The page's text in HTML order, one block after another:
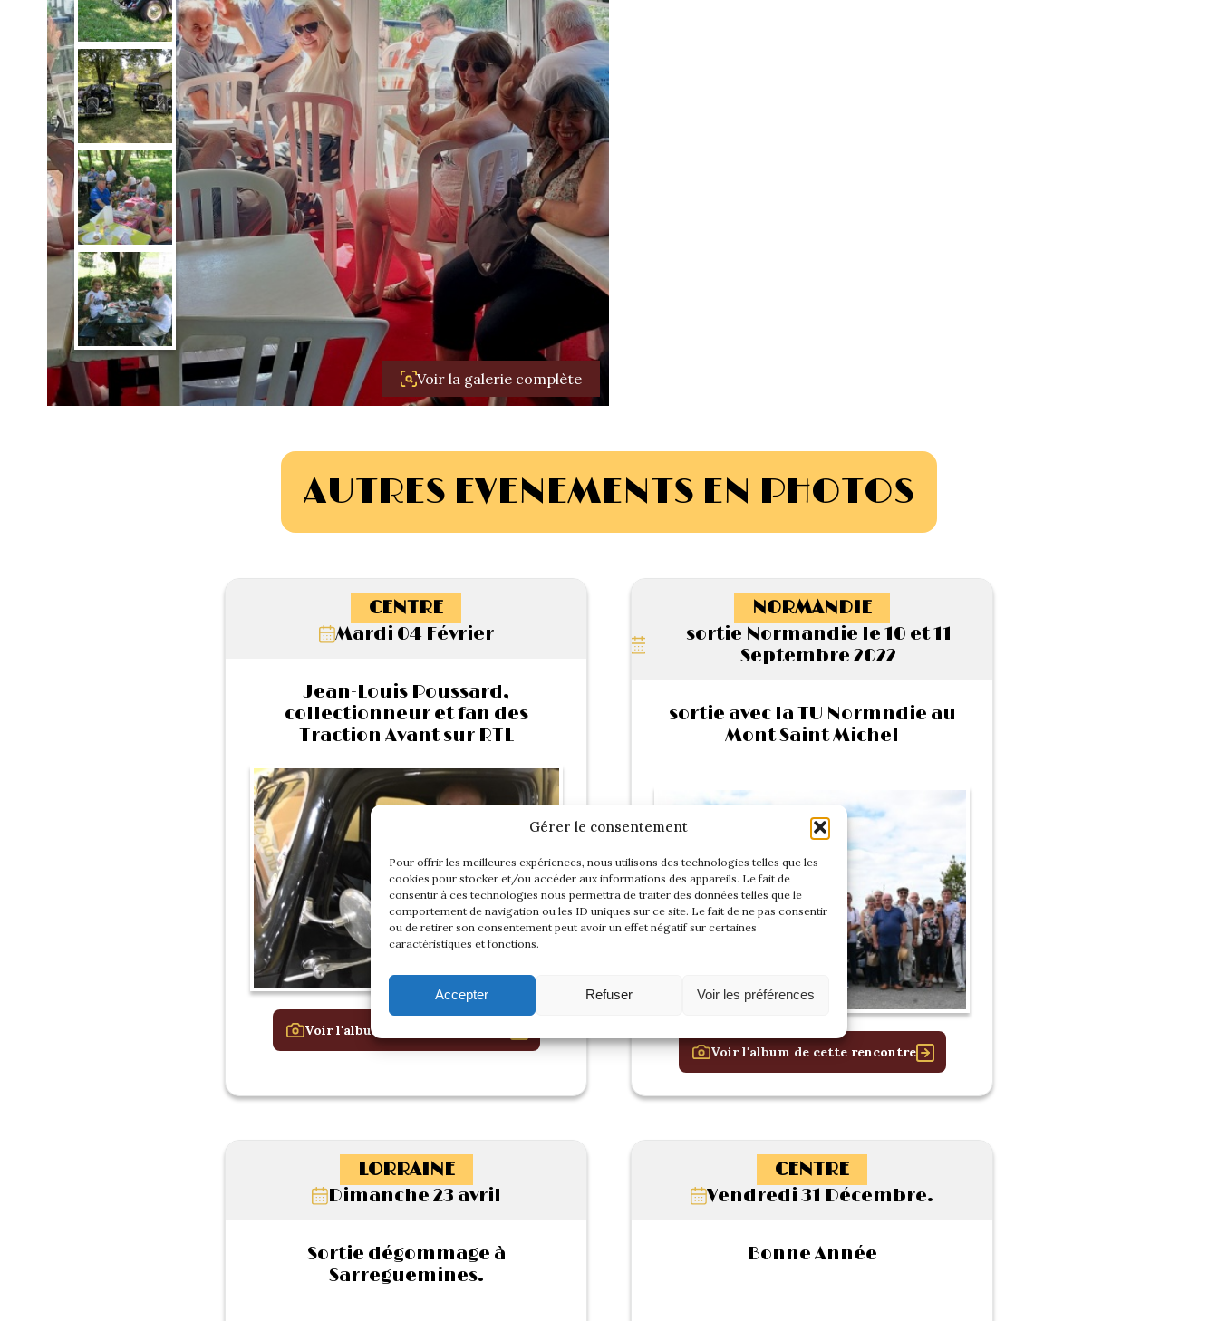
Gérer le consentement
Pour offrir les meilleures expériences, nous utilisons des technologies telles que les
cookies pour stocker et/ou accéder aux informations des appareils. Le fait de
consentir à ces technologies nous permettra de traiter des données telles que le
comportement de navigation ou les ID uniques sur ce site. Le fait de ne pas consentir
ou de retirer son consentement peut avoir un effet négatif sur certaines
caractéristiques et fonctions.
Accepter Refuser Voir les préférences
Voir la galerie complète
AUTRES EVENEMENTS EN PHOTOS
CENTRE
Mardi 04 Février
Jean-Louis Poussard,
collectionneur et fan des
Traction Avant sur RTL
Voir l'album de cette rencontre
NORMANDIE
sortie Normandie le 10 et 11
Septembre 2022
sortie avec la TU Normndie au
Mont Saint Michel
Voir l'album de cette rencontre
LORRAINE
Dimanche 23 avril
Sortie dégommage à
Sarreguemines.
CENTRE
Vendredi 31 Décembre.
Bonne Année